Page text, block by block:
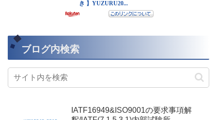
ブログ内検索
IATF16949&ISO9001の要求事項解